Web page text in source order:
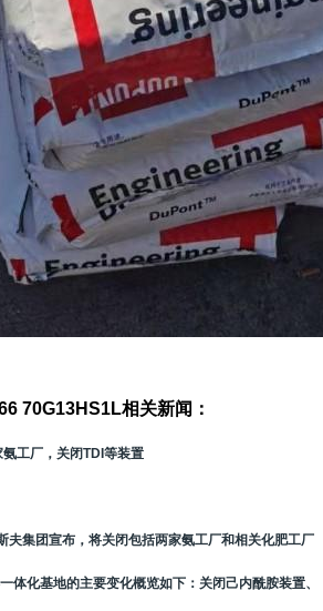
70G13HS1L相关新闻：
工厂，关闭TDI等装置
夫集团宣布，将关闭包括两家氨工厂和相关化肥工厂
体化基地的主要变化概览如下：关闭己内酰胺装置、